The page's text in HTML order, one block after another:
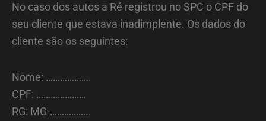
No caso dos autos a Ré registrou no SPC o CPF do
seu cliente que estava inadimplente. Os dados do
cliente são os seguintes:
Nome: ……………….
CPF: …………………
RG: MG-……………..